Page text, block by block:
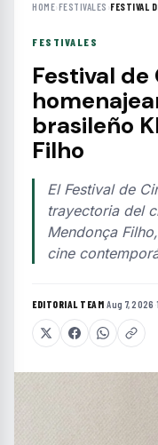
HOME›FESTIVALES ›FESTIVAL
FESTIVALES
Festival de
brasileño
Filho
El Festival de
trayectoria del
Mendonça
cine
EDITORIAL TEAM·Aug 7, 2026 ·